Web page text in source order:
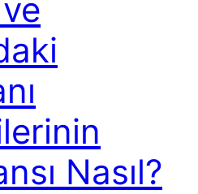
Nasıl?